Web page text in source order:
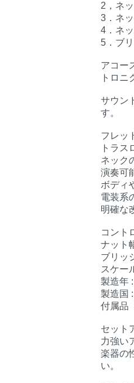
2，ネ
3．ネ
4．ネ
5．ブ
アコー
トロニ
サウン
す。
フレッ
トラス
ネック
演奏可
ボディ
電装系
明確な
コント
ナット
ブリッ
スケー
製造年
製造国
付属品
セット
力強い
楽器の
い。